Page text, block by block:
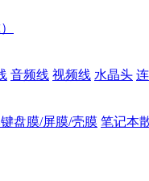
音频线 视频线 水晶头
盘膜/屏膜/壳膜 笔记本